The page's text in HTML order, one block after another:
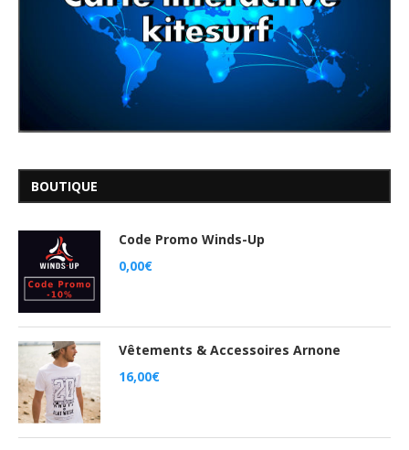
BOUTIQUE
Code Promo Winds-Up
0,00€
Vêtements & Accessoires Arnone
16,00€